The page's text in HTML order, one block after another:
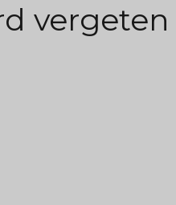
vergeten